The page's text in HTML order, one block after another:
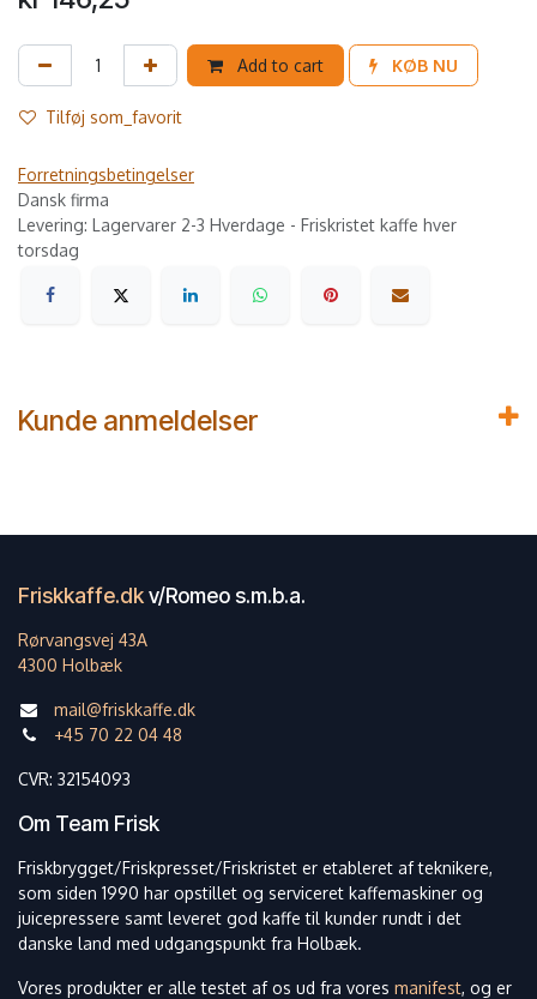
Add to cart KØB NU
Tilføj som_favorit
Forretningsbetingelser
Dansk firma
Levering: Lagervarer 2-3 Hverdage - Friskristet kaffe hver
torsdag
Kunde anmeldelser
Friskkaffe.dkv/Romeo s.m.b.a.
Rørvangsvej 43A
4300 Holbæk
mail@friskkaffe.dk
+45 70 22 04 48
CVR: 32154093
Om Team Frisk
Friskbrygget/Friskpresset/Friskristet er etableret af teknikere,
som siden 1990 har opstillet og serviceret kaffemaskiner og
juicepressere samt leveret god kaffe til kunder rundt i det
danske land med udgangspunkt fra Holbæk.
Vores produkter er alle testet af os ud fra vores manifest, og er